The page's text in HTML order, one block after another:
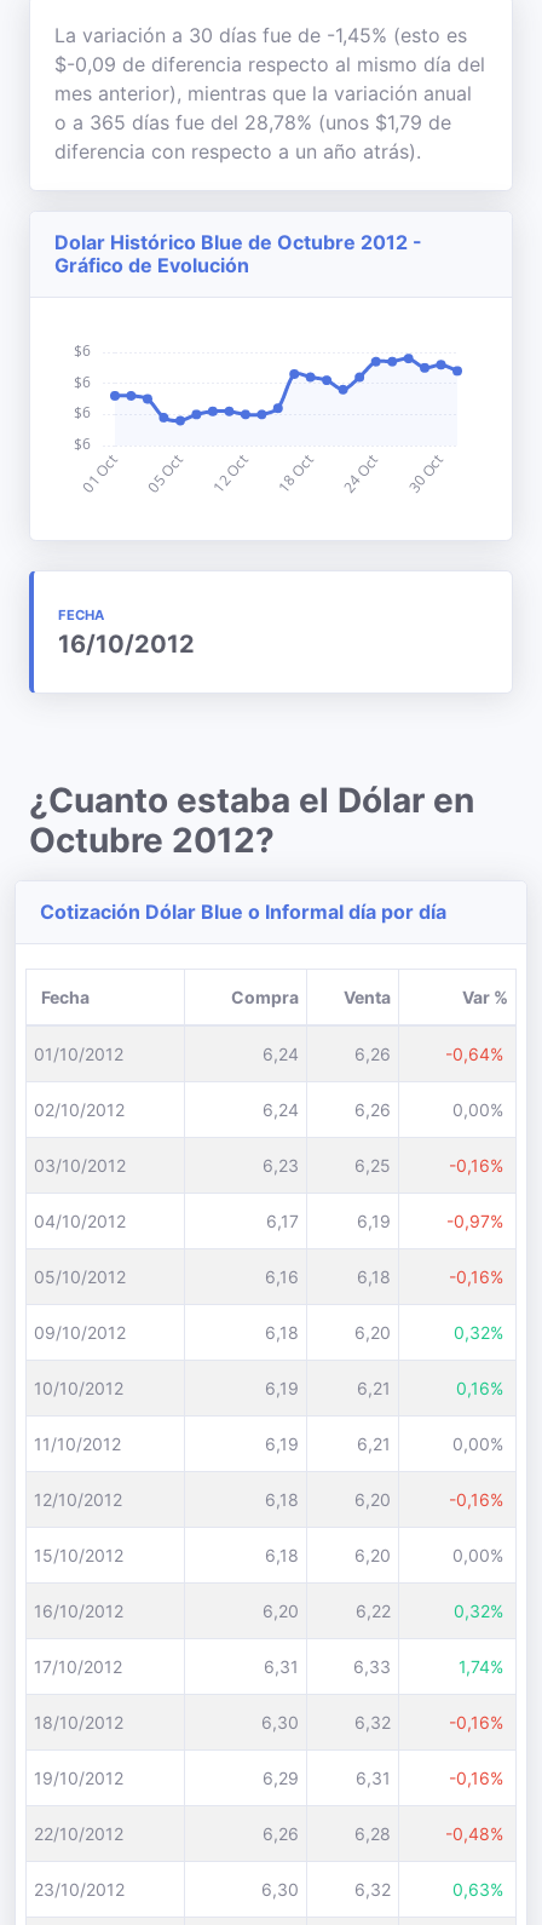
La variación a 30 días fue de -1,45% (esto es
$-0,09 de diferencia respecto al mismo día del
mes anterior), mientras que la variación anual
o a 365 días fue del 28,78% (unos $1,79 de
diferencia con respecto a un año atrás).
Dolar Histórico Blue de Octubre 2012 -
Gráfico de Evolución
FECHA
16/10/2012
¿Cuanto estaba el Dólar en
Octubre 2012?
Cotización Dólar Blue o Informal día por día
Fecha Compra Venta Var %
01/10/2012 6,24 6,26 -0,64%
02/10/2012 6,24 6,26 0,00%
03/10/2012 6,23 6,25 -0,16%
04/10/2012 6,17 6,19 -0,97%
05/10/2012 6,16 6,18 -0,16%
09/10/2012 6,18 6,20 0,32%
10/10/2012 6,19 6,21 0,16%
11/10/2012 6,19 6,21 0,00%
12/10/2012 6,18 6,20 -0,16%
15/10/2012 6,18 6,20 0,00%
16/10/2012 6,20 6,22 0,32%
17/10/2012 6,31 6,33 1,74%
18/10/2012 6,30 6,32 -0,16%
19/10/2012 6,29 6,31 -0,16%
22/10/2012 6,26 6,28 -0,48%
23/10/2012 6,30 6,32 0,63%